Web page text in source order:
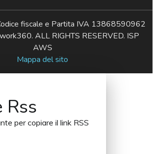
fiscale e Partita IVA 13868590962
ALL RIGHTS RESERVED. ISP
AWS
Mappa del sito
Rss
per copiare il link RSS